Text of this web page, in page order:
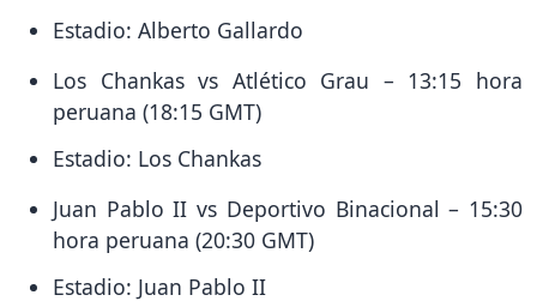
Estadio: Alberto Gallardo
Los Chankas vs Atlético Grau – 13:15 hora
peruana (18:15 GMT)
Estadio: Los Chankas
Juan Pablo II vs Deportivo Binacional – 15:30
hora peruana (20:30 GMT)
Estadio: Juan Pablo II